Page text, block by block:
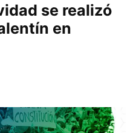
se realizó
en